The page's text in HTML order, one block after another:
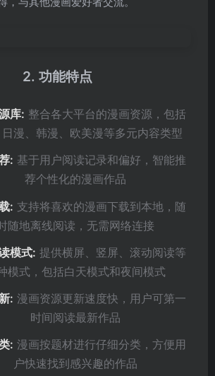
2. 功能特点
库: 整合各大平台的漫画资源，包括
漫、韩漫、欧美漫等多元内容类型
: 基于用户阅读记录和偏好，智能推
荐个性化的漫画作品
: 支持将喜欢的漫画下载到本地，随
随地离线阅读，无需网络连接
模式: 提供横屏、竖屏、滚动阅读等
模式，包括白天模式和夜间模式
: 漫画资源更新速度快，用户可第一
时间阅读最新作品
: 漫画按题材进行仔细分类，方便用
户快速找到感兴趣的作品